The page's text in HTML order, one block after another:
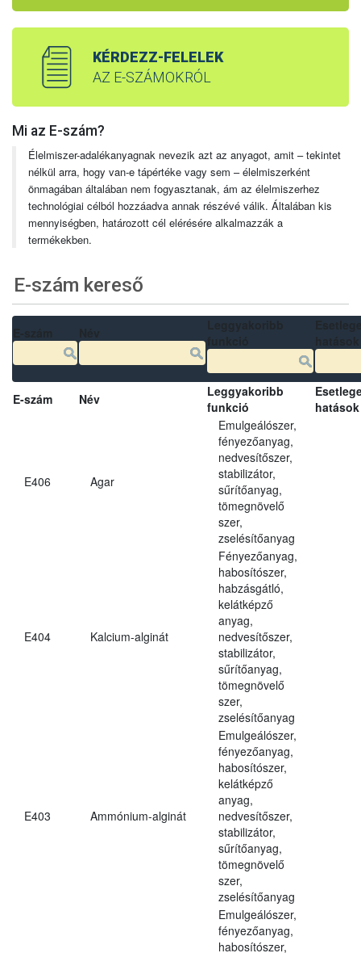
KÉRDEZZ-FELELEK
AZ E-SZÁMOKRÓL
Mi az E-szám?
Élelmiszer-adalékanyagnak nevezik azt az anyagot, amit – tekintet
nélkül arra, hogy van-e tápértéke vagy sem – élelmiszerként
önmagában általában nem fogyasztanak, ám az élelmiszerhez
technológiai célból hozzáadva annak részévé válik. Általában kis
mennyiségben, határozott cél elérésére alkalmazzák a
termékekben.
E-szám kereső
E-szám Név
Leggyakoribb
funkció
hatások
E406 Agar
Emulgeálószer,
fényezőanyag,
nedvesítőszer,
stabilizátor,
sűrítőanyag,
tömegnövelő
szer,
zselésítőanyag
E404 Kalcium-alginát
Fényezőanyag,
habosítószer,
habzásgátló,
kelátképző
anyag,
nedvesítőszer,
stabilizátor,
sűrítőanyag,
tömegnövelő
szer,
zselésítőanyag
E403 Ammónium-alginát
Emulgeálószer,
fényezőanyag,
habosítószer,
kelátképző
anyag,
nedvesítőszer,
stabilizátor,
sűrítőanyag,
tömegnövelő
szer,
zselésítőanyag
Emulgeálószer,
fényezőanyag,
habosítószer,